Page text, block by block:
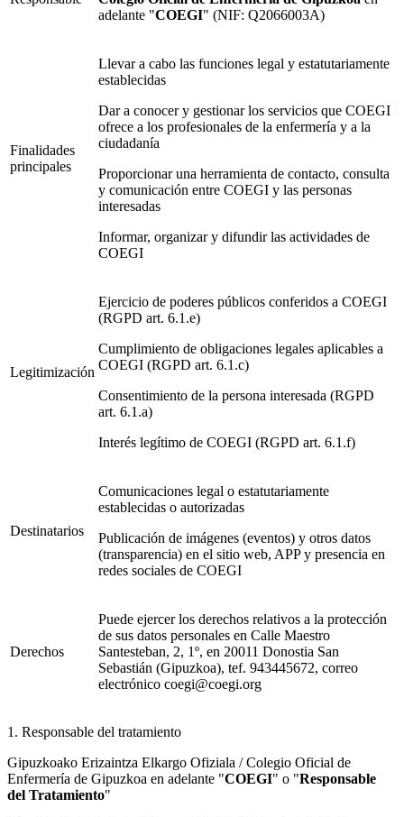
adelante "COEGI" (NIF: Q2066003A)
Finalidades
principales
Llevar a cabo las funciones legal y estatutariamente
establecidas
Dar a conocer y gestionar los servicios que COEGI
ofrece a los profesionales de la enfermería y a la
ciudadanía
Proporcionar una herramienta de contacto, consulta
y comunicación entre COEGI y las personas
interesadas
Informar, organizar y difundir las actividades de
COEGI
Legitimización
Ejercicio de poderes públicos conferidos a COEGI
(RGPD art. 6.1.e)
Cumplimiento de obligaciones legales aplicables a
COEGI (RGPD art. 6.1.c)
Consentimiento de la persona interesada (RGPD
art. 6.1.a)
Interés legítimo de COEGI (RGPD art. 6.1.f)
Destinatarios
Comunicaciones legal o estatutariamente
establecidas o autorizadas
Publicación de imágenes (eventos) y otros datos
(transparencia) en el sitio web, APP y presencia en
redes sociales de COEGI
Derechos
Puede ejercer los derechos relativos a la protección
de sus datos personales en Calle Maestro
Santesteban, 2, 1º, en 20011 Donostia San
Sebastián (Gipuzkoa), tef. 943445672, correo
electrónico coegi@coegi.org
1. Responsable del tratamiento
Gipuzkoako Erizaintza Elkargo Ofiziala / Colegio Oficial de
Enfermería de Gipuzkoa en adelante "COEGI" o "Responsable
del Tratamiento"